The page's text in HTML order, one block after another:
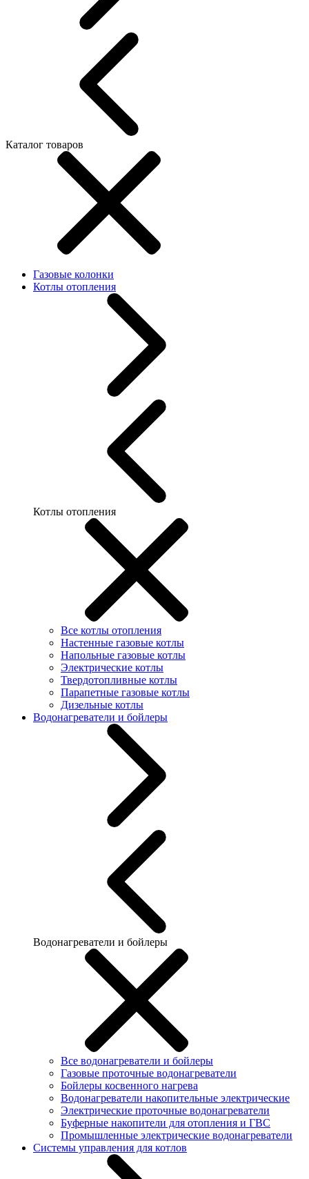
Каталог товаров
Газовые колонки
Котлы отопления
Котлы отопления
Все котлы отопления
Настенные газовые котлы
Напольные газовые котлы
Электрические котлы
Твердотопливные котлы
Парапетные газовые котлы
Дизельные котлы
Водонагреватели и бойлеры
Водонагреватели и бойлеры
Все водонагреватели и бойлеры
Газовые проточные водонагреватели
Бойлеры косвенного нагрева
Водонагреватели накопительные электрические
Электрические проточные водонагреватели
Буферные накопители для отопления и ГВС
Промышленные электрические водонагреватели
Системы управления для котлов